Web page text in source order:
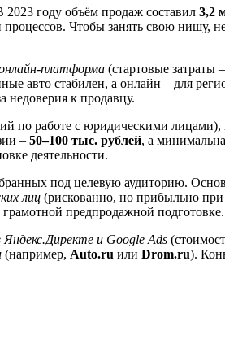
году объём продаж составил 3,2
Чтобы занять свою нишу,
платформа (стартовые затраты –
авто стабилен, а онлайн – для
недоверия к продавцу.
по работе с юридическими лицами),
– 50–100 тыс. рублей, а
деятельности.
под целевую аудиторию.
лиц (рискованно, но прибыльно
предпродажной подготовке.
и Google Ads
(например, Auto.ru или Drom.ru).